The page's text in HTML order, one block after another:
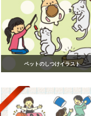
ペットのしつけイラスト